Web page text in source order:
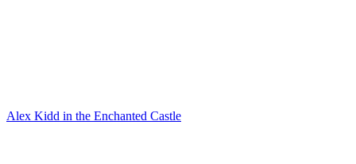
Alex Kidd in the Enchanted Castle